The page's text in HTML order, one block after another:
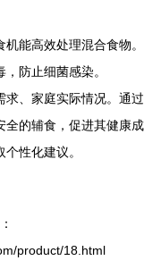
能高效处理混合食物。
防止细菌感染。
求、家庭实际情况。通过
全的辅食，促进其健康成
性化建议。
product/18.html